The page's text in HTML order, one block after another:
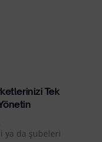
Tek
ya da şubeleri